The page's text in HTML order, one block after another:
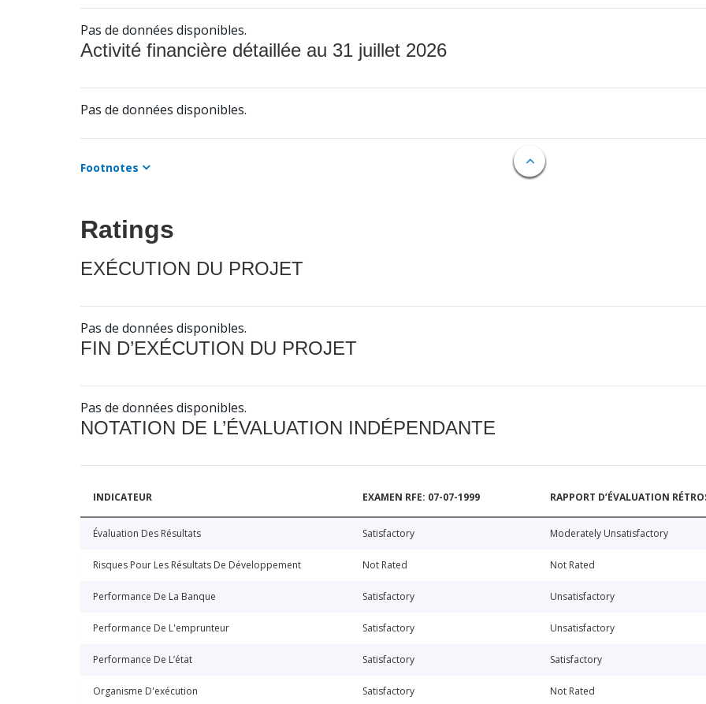
Pas de données disponibles.
Activité financière détaillée au 31 juillet 2026
Pas de données disponibles.
Footnotes
Ratings
EXÉCUTION DU PROJET
Pas de données disponibles.
FIN D’EXÉCUTION DU PROJET
Pas de données disponibles.
NOTATION DE L’ÉVALUATION INDÉPENDANTE
INDICATEUR EXAMEN RFE: 07-07-1999 RAPPORT D’ÉVALUATION
Évaluation Des Résultats Satisfactory Moderately Unsatisfactory
Risques Pour Les Résultats De Développement Not Rated Not Rated
Performance De La Banque Satisfactory Unsatisfactory
Performance De L'emprunteur Satisfactory Unsatisfactory
Performance De L’état Satisfactory Satisfactory
Organisme D'exécution Satisfactory Not Rated